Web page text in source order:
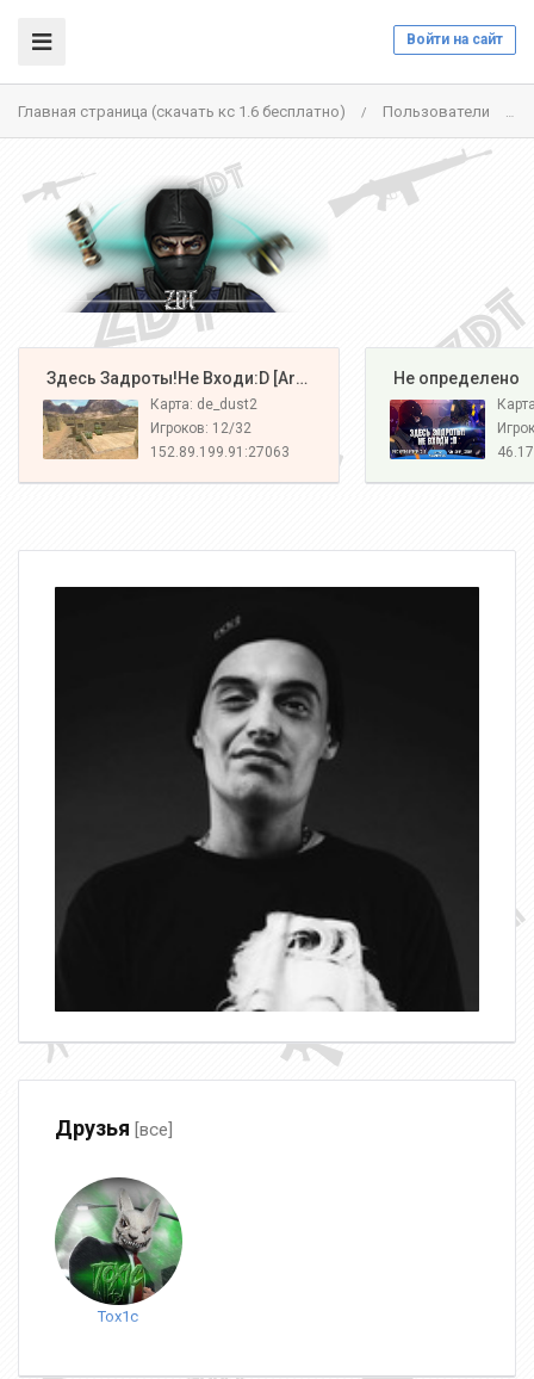
Войти на сайт
Главная страница (скачать кс 1.6 бесплатно) / Пользователи
️ Здесь Задроты!Не Входи:D [Army#1]
Карта: de_dust2
Игроков: 12/32
152.89.199.91:27063
️ Не определено
Друзья [все]
Tox1c